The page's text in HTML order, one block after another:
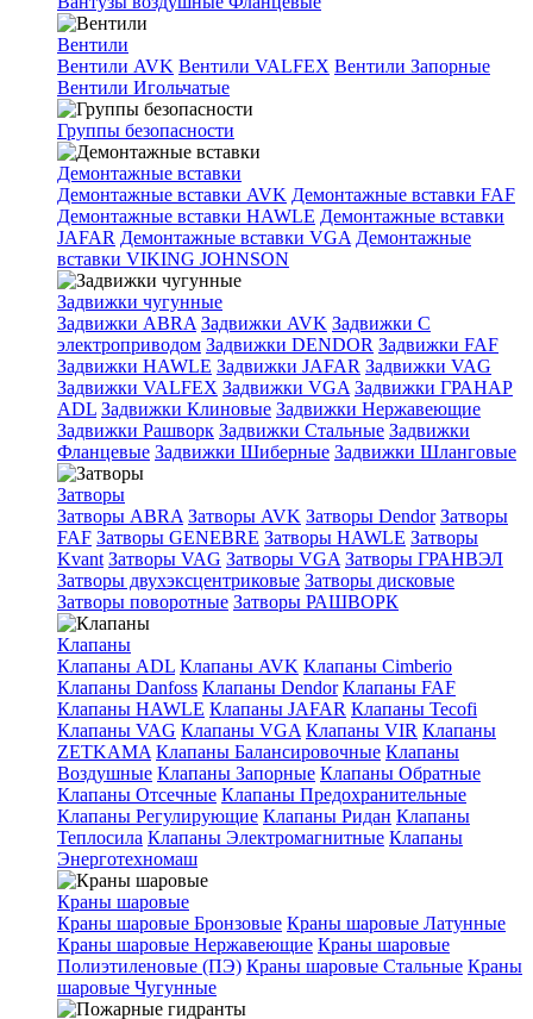
Вентили
Вентили AVK Вентили VALFEX Вентили Запорные
Вентили Игольчатые
Группы безопасности
Демонтажные вставки
Демонтажные вставки AVK Демонтажные вставки FAF
Демонтажные вставки HAWLE Демонтажные вставки
JAFAR Демонтажные вставки VGA Демонтажные
вставки VIKING JOHNSON
Задвижки чугунные
Задвижки ABRA Задвижки AVK Задвижки C
электроприводом Задвижки DENDOR Задвижки FAF
Задвижки HAWLE Задвижки JAFAR Задвижки VAG
Задвижки VALFEX Задвижки VGA Задвижки ГРАНАР
ADL Задвижки Клиновые Задвижки Нержавеющие
Задвижки Рашворк Задвижки Стальные Задвижки
Фланцевые Задвижки Шиберные Задвижки Шланговые
Затворы
Затворы ABRA Затворы AVK Затворы Dendor Затворы
FAF Затворы GENEBRE Затворы HAWLE Затворы
Kvant Затворы VAG Затворы VGA Затворы ГРАНВЭЛ
Затворы двухэксцентриковые Затворы дисковые
Затворы поворотные Затворы РАШВОРК
Клапаны
Клапаны ADL Клапаны AVK Клапаны Cimberio
Клапаны Danfoss Клапаны Dendor Клапаны FAF
Клапаны HAWLE Клапаны JAFAR Клапаны Tecofi
Клапаны VAG Клапаны VGA Клапаны VIR Клапаны
ZETKAMA Клапаны Балансировочные Клапаны
Воздушные Клапаны Запорные Клапаны Обратные
Клапаны Отсечные Клапаны Предохранительные
Клапаны Регулирующие Клапаны Ридан Клапаны
Теплосила Клапаны Электромагнитные Клапаны
Энерготехномаш
Краны шаровые
Краны шаровые Бронзовые Краны шаровые Латунные
Краны шаровые Нержавеющие Краны шаровые
Полиэтиленовые (ПЭ) Краны шаровые Стальные Краны
шаровые Чугунные